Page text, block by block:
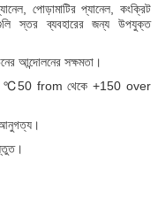
পোড়ামাটির প্যানেল, কংক্রিট
স্তর ব্যবহারের জন্য উপযুক্ত
আন্দোলনের সক্ষমতা।
℃50 from থেকে +150 over
আনুগত্য।